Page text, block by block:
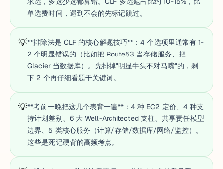
单选费时间，遇到不会的先标记跳过。
💡**排除法是 CLF 的核心解题技巧**：4 个选项里通常有 1-
2 个明显错误的（比如把 Route53 当存储服务、把
Glacier 当数据库）。先排掉"明显牛头不对马嘴"的，剩
下 2 个再仔细看题干关键词。
💡**考前一晚把这几个表背一遍**：4 种 EC2 定价、4 种支
持计划差别、6 大 Well-Architected 支柱、共享责任模型
边界、5 类核心服务（计算/存储/数据库/网络/监控）。
这些是死记硬背的高频考点。